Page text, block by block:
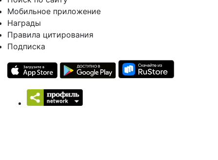
Мобильное приложение
Награды
Правила цитирования
Подписка